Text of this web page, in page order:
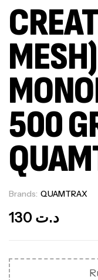
MESH)
500
Brands: QUAMTRAX
د.ت